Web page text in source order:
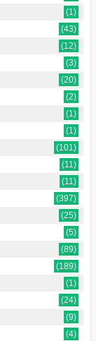
(1)
(43)
(12)
(3)
(20)
(2)
(1)
(1)
(101)
(11)
(11)
(397)
(25)
(5)
(89)
(189)
(1)
(24)
(9)
(4)